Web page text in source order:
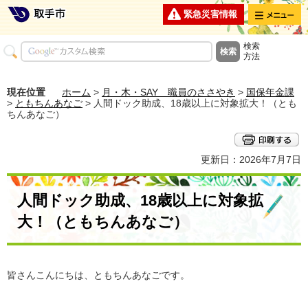
緊急災害情報 メニュー
検索
方法
現在位置 ホーム > 月・木・SAY 職員のささやき > 国保年金課
> ともちんあなご > 人間ドック助成、18歳以上に対象拡大！（とも
ちんあなご）
更新日：2026年7月7日
人間ドック助成、18歳以上に対象拡
大！（ともちんあなご）
皆さんこんにちは、ともちんあなごです。